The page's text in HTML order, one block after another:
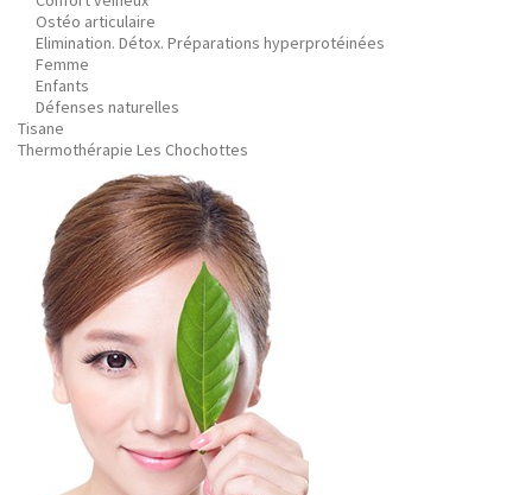
Ostéo articulaire
Elimination. Détox. Préparations hyperprotéinées
Femme
Enfants
Défenses naturelles
Tisane
Thermothérapie Les Chochottes